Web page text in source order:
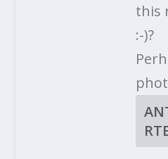
this
:-)?